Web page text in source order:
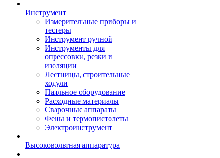
Инструмент
Измерительные приборы и
тестеры
Инструмент ручной
Инструменты для
опрессовки, резки и
изоляции
Лестницы, строительные
ходули
Паяльное оборудование
Расходные материалы
Сварочные аппараты
Фены и термопистолеты
Электроинструмент
Высоковольтная аппаратура